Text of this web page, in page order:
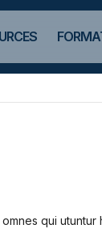
qui utuntur